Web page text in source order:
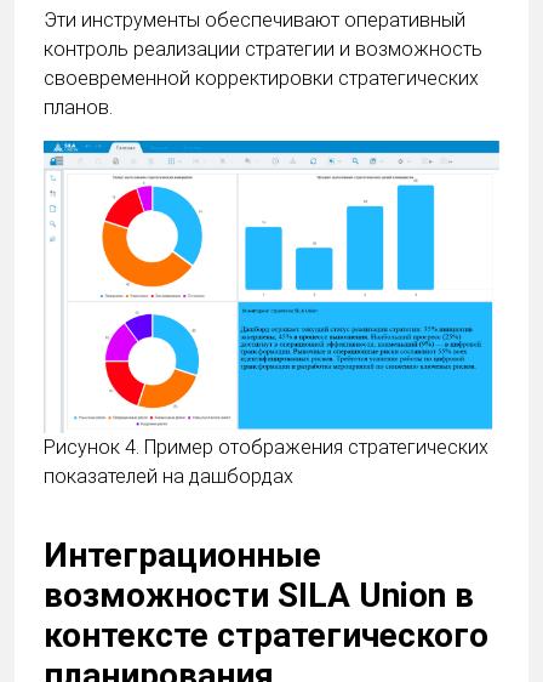
Эти инструменты обеспечивают оперативный
контроль реализации стратегии и возможность
своевременной корректировки стратегических
планов.
Рисунок 4. Пример отображения стратегических
показателей на дашбордах
Интеграционные
возможности SILA Union в
контексте стратегического